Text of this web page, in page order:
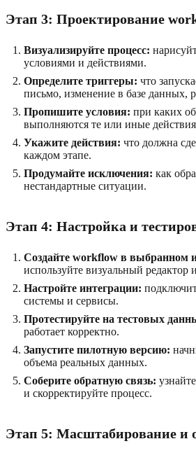
Этап 3: Проектирование
Визуализируйте процесс:
условиями и действиями.
Определите триггеры: что
письмо, изменение в базе данных,
Пропишите условия: при каких
выполняются те или иные
Укажите действия: что должна
каждом этапе.
Продумайте исключения: как
нестандартные ситуации.
Этап 4: Настройка и
Создайте workflow в выбранном
используйте визуальный редактор
Настройте интеграции:
системы и сервисы.
Протестируйте на тестовых
работает корректно.
Запустите пилотную версию:
объема реальных данных.
Соберите обратную связь:
и скорректируйте процесс.
Этап 5: Масштабирование и